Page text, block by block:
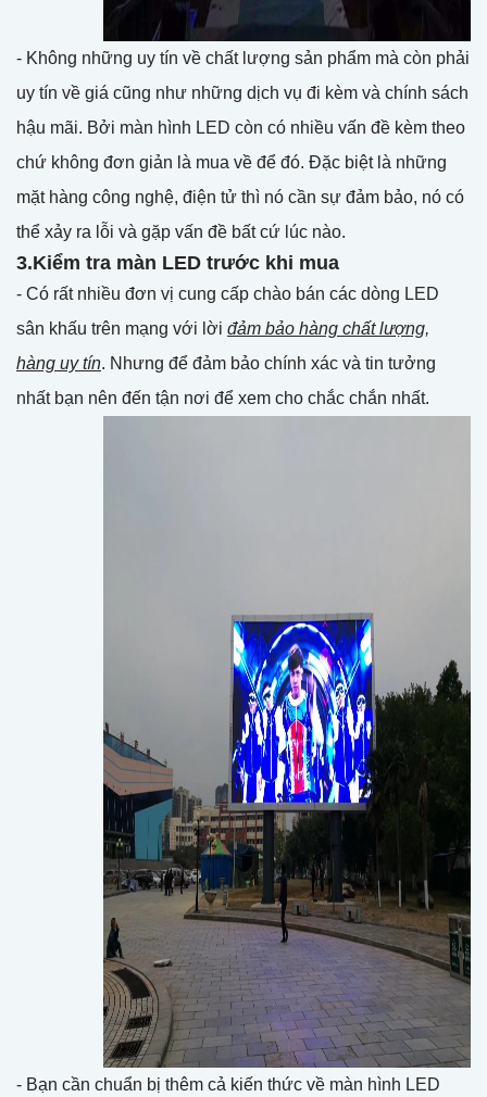
- Không những uy tín về chất lượng sản phẩm mà còn phải
uy tín về giá cũng như những dịch vụ đi kèm và chính sách
hậu mãi. Bởi màn hình LED còn có nhiều vấn đề kèm theo
chứ không đơn giản là mua về để đó. Đặc biệt là những
mặt hàng công nghệ, điện tử thì nó cần sự đảm bảo, nó có
thể xảy ra lỗi và gặp vấn đề bất cứ lúc nào.
3.Kiểm tra màn LED trước khi mua
- Có rất nhiều đơn vị cung cấp chào bán các dòng LED
sân khấu trên mạng với lời đảm bảo hàng chất lượng,
hàng uy tín. Nhưng để đảm bảo chính xác và tin tưởng
nhất bạn nên đến tận nơi để xem cho chắc chắn nhất.
- Bạn cần chuẩn bị thêm cả kiến thức về màn hình LED